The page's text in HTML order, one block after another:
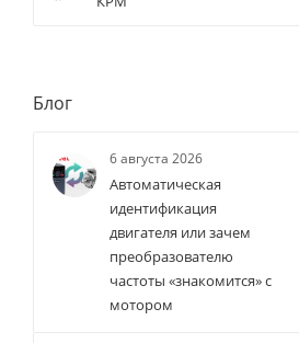
Блог
6 августа 2026
Автоматическая
идентификация
двигателя или зачем
преобразователю
частоты «знакомится» с
мотором